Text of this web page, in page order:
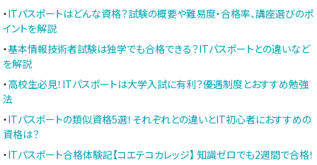
・ITパスポートはどんな資格？試験の概要や難易度・合格率、講座選びのポ
イントを解説
・基本情報技術者試験は独学でも合格できる？ITパスポートとの違いなど
を解説
・高校生必見！ITパスポートは大学入試に有利？優遇制度とおすすめ勉強
法
・ITパスポートの類似資格5選！それぞれとの違いとIT初心者におすすめの
資格は？
・ITパスポート合格体験記【コエテコカレッジ】 知識ゼロでも2週間で合格！